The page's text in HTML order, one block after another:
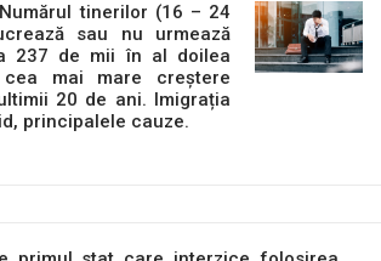
tinerilor (16 – 24
sau nu urmează
237 de mii în al doilea
mai mare creștere
20 de ani. Imigrația
principalele cauze.